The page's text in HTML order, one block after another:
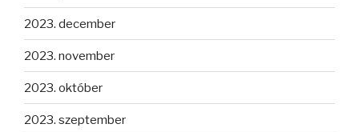
2023. december
2023. november
2023. október
2023. szeptember